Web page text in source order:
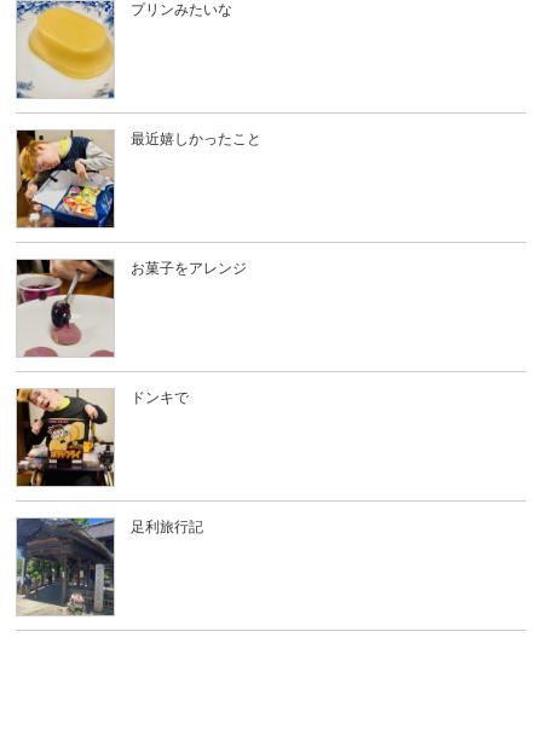
プリンみたいな
最近嬉しかったこと
お菓子をアレンジ
ドンキで
足利旅行記